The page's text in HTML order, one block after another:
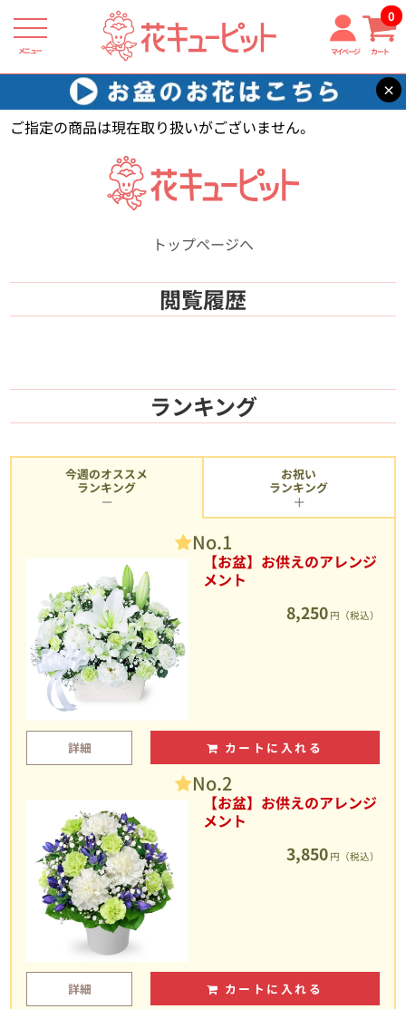
メニュー マイページ カート
0
×
花キューピット 【】
ご指定の商品は現在取り扱いがございません。
トップページへ
閲覧履歴
ランキング
今週のオススメ
ランキング
No.1
【お盆】お供えのアレンジ
メント
8,250 円（税込）
詳細 カートに入れる
No.2
【お盆】お供えのアレンジ
メント
3,850 円（税込）
詳細 カートに入れる
お祝い
ランキング